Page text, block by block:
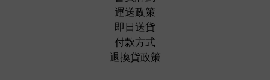
運送政策
即日送貨
付款方式
退換貨政策